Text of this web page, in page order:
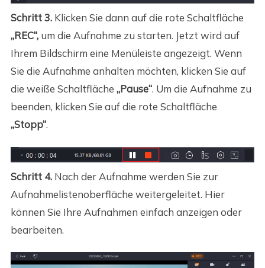
Schritt 3.Klicken Sie dann auf die rote Schaltfläche
„REC“,um die Aufnahme zu starten. Jetzt wird auf
Ihrem Bildschirm eine Menüleiste angezeigt. Wenn
Sie die Aufnahme anhalten möchten, klicken Sie auf
die weiße Schaltfläche „Pause“. Um die Aufnahme zu
beenden, klicken Sie auf die rote Schaltfläche
„Stopp“.
Schritt 4.Nach der Aufnahme werden Sie zur
Aufnahmelistenoberfläche weitergeleitet. Hier
können Sie Ihre Aufnahmen einfach anzeigen oder
bearbeiten.